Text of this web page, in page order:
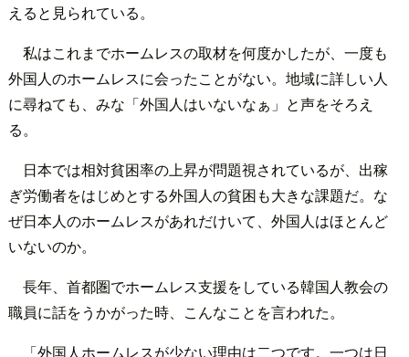
えると見られている。
私はこれまでホームレスの取材を何度かしたが、一度も
外国人のホームレスに会ったことがない。地域に詳しい人
に尋ねても、みな「外国人はいないなぁ」と声をそろえ
る。
日本では相対貧困率の上昇が問題視されているが、出稼
ぎ労働者をはじめとする外国人の貧困も大きな課題だ。な
ぜ日本人のホームレスがあれだけいて、外国人はほとんど
いないのか。
長年、首都圏でホームレス支援をしている韓国人教会の
職員に話をうかがった時、こんなことを言われた。
「外国人ホームレスが少ない理由は二つです。一つは日